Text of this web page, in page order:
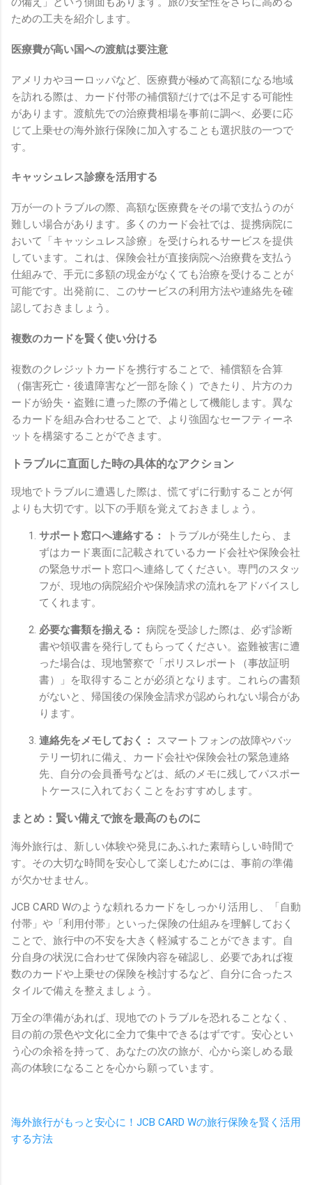
ための工夫を紹介します。
医療費が高い国への渡航は要注意
アメリカやヨーロッパなど、医療費が極めて高額になる地域
を訪れる際は、カード付帯の補償額だけでは不足する可能性
があります。渡航先での治療費相場を事前に調べ、必要に応
じて上乗せの海外旅行保険に加入することも選択肢の一つで
す。
キャッシュレス診療を活用する
万が一のトラブルの際、高額な医療費をその場で支払うのが
難しい場合があります。多くのカード会社では、提携病院に
おいて「キャッシュレス診療」を受けられるサービスを提供
しています。これは、保険会社が直接病院へ治療費を支払う
仕組みで、手元に多額の現金がなくても治療を受けることが
可能です。出発前に、このサービスの利用方法や連絡先を確
認しておきましょう。
複数のカードを賢く使い分ける
複数のクレジットカードを携行することで、補償額を合算
（傷害死亡・後遺障害など一部を除く）できたり、片方のカ
ードが紛失・盗難に遭った際の予備として機能します。異な
るカードを組み合わせることで、より強固なセーフティーネ
ットを構築することができます。
トラブルに直面した時の具体的なアクション
現地でトラブルに遭遇した際は、慌てずに行動することが何
よりも大切です。以下の手順を覚えておきましょう。
サポート窓口へ連絡する：
トラブルが発生したら、ま
ずはカード裏面に記載されているカード会社や保険会社
の緊急サポート窓口へ連絡してください。専門のスタッ
フが、現地の病院紹介や保険請求の流れをアドバイスし
てくれます。
必要な書類を揃える： 病院を受診した際は、必ず診断
書や領収書を発行してもらってください。盗難被害に遭
った場合は、現地警察で「ポリスレポート（事故証明
書）」を取得することが必須となります。これらの書類
がないと、帰国後の保険金請求が認められない場合があ
ります。
連絡先をメモしておく：
スマートフォンの故障やバッ
テリー切れに備え、カード会社や保険会社の緊急連絡
先、自分の会員番号などは、紙のメモに残してパスポー
トケースに入れておくことをおすすめします。
まとめ：賢い備えで旅を最高のものに
海外旅行は、新しい体験や発見にあふれた素晴らしい時間で
す。その大切な時間を安心して楽しむためには、事前の準備
が欠かせません。
JCB CARD Wのような頼れるカードをしっかり活用し、「自動
付帯」や「利用付帯」といった保険の仕組みを理解しておく
ことで、旅行中の不安を大きく軽減することができます。自
分自身の状況に合わせて保険内容を確認し、必要であれば複
数のカードや上乗せの保険を検討するなど、自分に合ったス
タイルで備えを整えましょう。
万全の準備があれば、現地でのトラブルを恐れることなく、
目の前の景色や文化に全力で集中できるはずです。安心とい
う心の余裕を持って、あなたの次の旅が、心から楽しめる最
高の体験になることを心から願っています。
海外旅行がもっと安心に！JCB CARD Wの旅行保険を賢く活用
する方法